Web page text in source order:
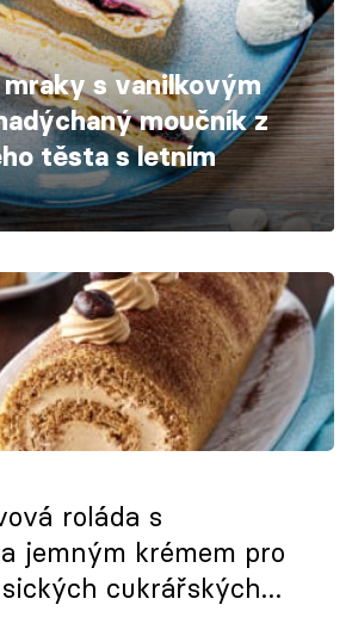
s vanilkovým
moučník z
těsta s letním
roláda s
jemným krémem pro
cukrářských